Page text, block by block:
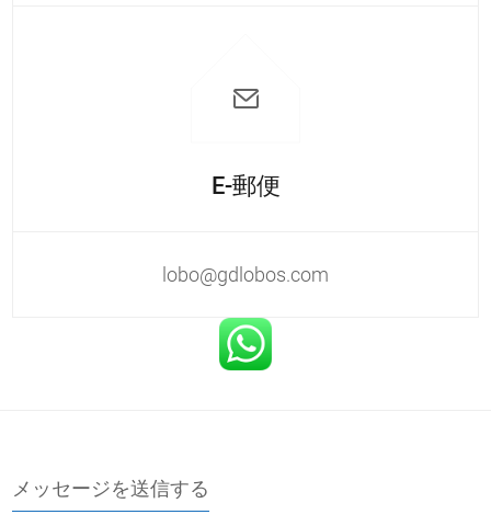
E-郵便
lobo@gdlobos.com
メッセージを送信する